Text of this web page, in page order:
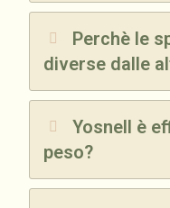
Perchè le
diverse dalle
Yosnell è
peso?